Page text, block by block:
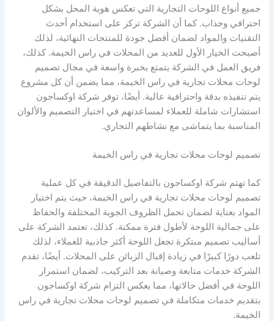
جميع أنواع اللوحات التجارية التي تعكس هوية المحل بشكل
احترافي وجذاب. كما أن الشركة تركز على استخدام أحدث
التقنيات والمواد لضمان أفضل جودة للمنتجات النهائية، لذلك
أصبحت الخيار الأول للعديد من المحلات في راس الخيمة. كذلك،
فريق العمل في الشركة يتمتع بخبرة واسعة في مجال تصميم
لوحات محلات تجارية في راس الخيمة، مما يضمن أن كل مشروع
يتم تنفيذه بدقة واحترافية عالية. أيضًا، توفر شركة اوكساجون
استشارات شاملة للعملاء لمساعدتهم في اختيار التصميم والألوان
المناسبة بما يتماشى مع نشاطهم التجاري.
تصميم لوحات محلات تجارية في راس الخيمة
كما تهتم شركة اوكساجون بالتفاصيل الدقيقة في كل عملية
تصميم لوحات محلات تجارية في راس الخيمة، حيث يتم اختيار
المواد بعناية لضمان تحمل الظروف الجوية المختلفة والحفاظ
على جمالية اللوحة لأطول فترة ممكنة. كذلك، تعتمد الشركة على
أساليب تصميم مبتكرة تجعل اللوحة أكثر جاذبية للعملاء، لذلك
تلعب دورًا كبيرًا في زيادة إقبال الزبائن على المحلات. أيضًا، تقدم
الشركة خدمات متابعة وصيانة بعد التركيب، لضمان استمرار
اللوحة في أفضل حالاتها، مما يعكس التزام شركة اوكساجون
بتقديم خدمات متكاملة في تصميم لوحات محلات تجارية في راس
الخيمة.